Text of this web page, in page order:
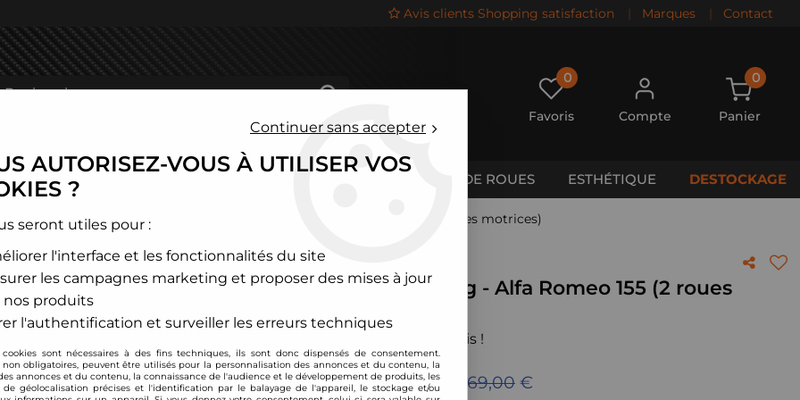
Avis clients Shopping satisfaction | Marques | Contact
0
Favoris Compte
0
Panier
CALES DE ROUES ESTHÉTIQUE DESTOCKAGE
>Alfa Romeo > 155 >Combinés filetés D2 Racing - Alfa Romeo 155 (2 roues motrices)
D2 Racing
Combinés filetés D2 Racing - Alfa Romeo 155 (2 roues
Soyez le premier à donner votre avis !
1049,00 €TTC au lieu de 1569,00 €
Continuer sans accepter
AUTORISEZ-VOUS À UTILISER VOS
?
seront utiles pour :
l'interface et les fonctionnalités du site
les campagnes marketing et proposer des mises à jour
nos produits
l'authentification et surveiller les erreurs techniques
cookies sont nécessaires à des fins techniques, ils sont donc dispensés de consentement.
non obligatoires, peuvent être utilisés pour la personnalisation des annonces et du contenu, la
annonces et du contenu, la connaissance de l'audience et le développement de produits, les
de géolocalisation précises et l'identification par le balayage de l'appareil, le stockage et/ou